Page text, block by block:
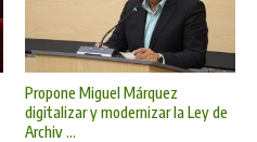
Propone Miguel Márquez
digitalizar y modernizar la Ley de
Archiv ...